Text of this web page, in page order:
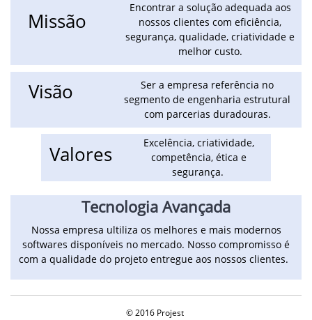
Missão
Encontrar a solução adequada aos
nossos clientes com eficiência,
segurança, qualidade, criatividade e
melhor custo.
Visão Ser a empresa referência no
segmento de engenharia estrutural
com parcerias duradouras.
Valores
Excelência, criatividade,
competência, ética e
segurança.
Tecnologia Avançada
Nossa empresa ultiliza os melhores e mais modernos
softwares disponíveis no mercado. Nosso compromisso é
com a qualidade do projeto entregue aos nossos clientes.
© 2016 Projest